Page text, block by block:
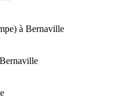
à Bernaville